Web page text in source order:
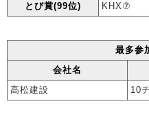
とび賞(99位)
KHX⑦
最多参
会社名
高松建設
10